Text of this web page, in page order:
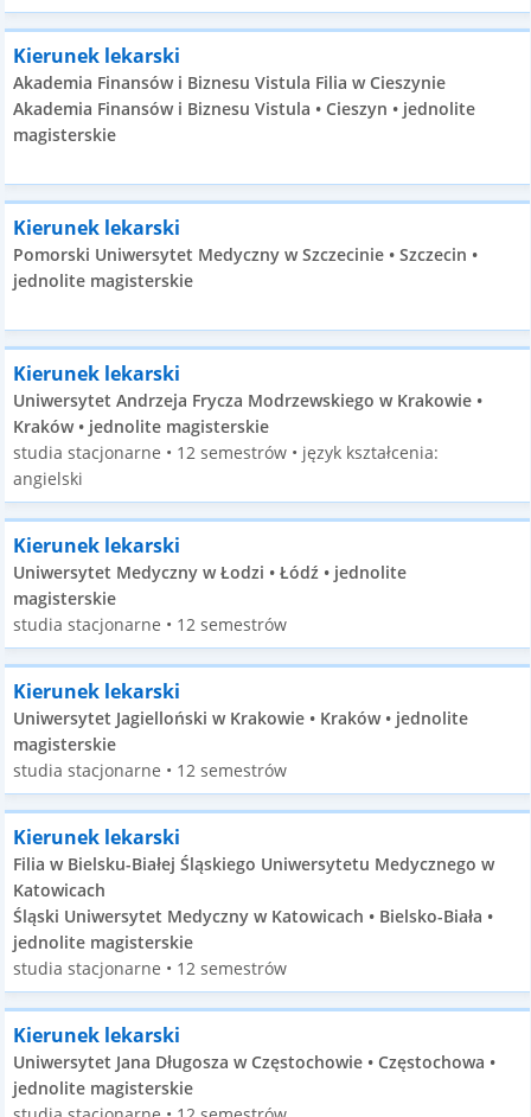
Kierunek lekarski
Akademia Finansów i Biznesu Vistula Filia w Cieszynie
Akademia Finansów i Biznesu Vistula • Cieszyn • jednolite
magisterskie
Kierunek lekarski
Pomorski Uniwersytet Medyczny w Szczecinie • Szczecin •
jednolite magisterskie
Kierunek lekarski
Uniwersytet Andrzeja Frycza Modrzewskiego w Krakowie •
Kraków • jednolite magisterskie
studia stacjonarne • 12 semestrów • język kształcenia:
angielski
Kierunek lekarski
Uniwersytet Medyczny w Łodzi • Łódź • jednolite
magisterskie
studia stacjonarne • 12 semestrów
Kierunek lekarski
Uniwersytet Jagielloński w Krakowie • Kraków • jednolite
magisterskie
studia stacjonarne • 12 semestrów
Kierunek lekarski
Filia w Bielsku-Białej Śląskiego Uniwersytetu Medycznego w
Katowicach
Śląski Uniwersytet Medyczny w Katowicach • Bielsko-Biała •
jednolite magisterskie
studia stacjonarne • 12 semestrów
Kierunek lekarski
Uniwersytet Jana Długosza w Częstochowie • Częstochowa •
jednolite magisterskie